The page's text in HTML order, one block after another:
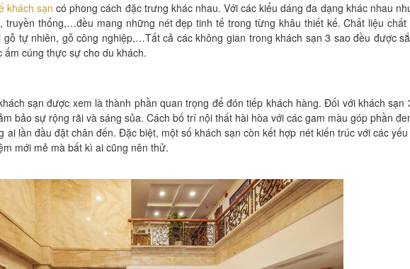
khách sạn có phong cách đặc trưng khác nhau. Với các kiểu dáng đa dạng khác nhau
truyền thống,…đều mang những nét đẹp tinh tế trong từng khâu thiết kế. Chất liệu chất
tự nhiên, gỗ công nghiệp,…Tất cả các không gian trong khách sạn 3 sao đều được
cúng thực sự cho du khách.
sạn được xem là thành phần quan trọng để đón tiếp khách hàng. Đối với khách sạn
bảo sự rộng rãi và sáng sủa. Cách bố trí nội thất hài hòa với các gam màu góp phần
ai lần đầu đặt chân đến. Đặc biệt, một số khách sạn còn kết hợp nét kiến trúc với các
mới mẻ mà bất kì ai cũng nên thử.